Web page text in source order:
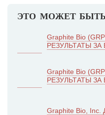
ЭТО МОЖЕТ
Graphite Bio
РЕЗУЛЬТАТЫ ЗА
Graphite Bio
РЕЗУЛЬТАТЫ ЗА
Graphite Bio, Inc.